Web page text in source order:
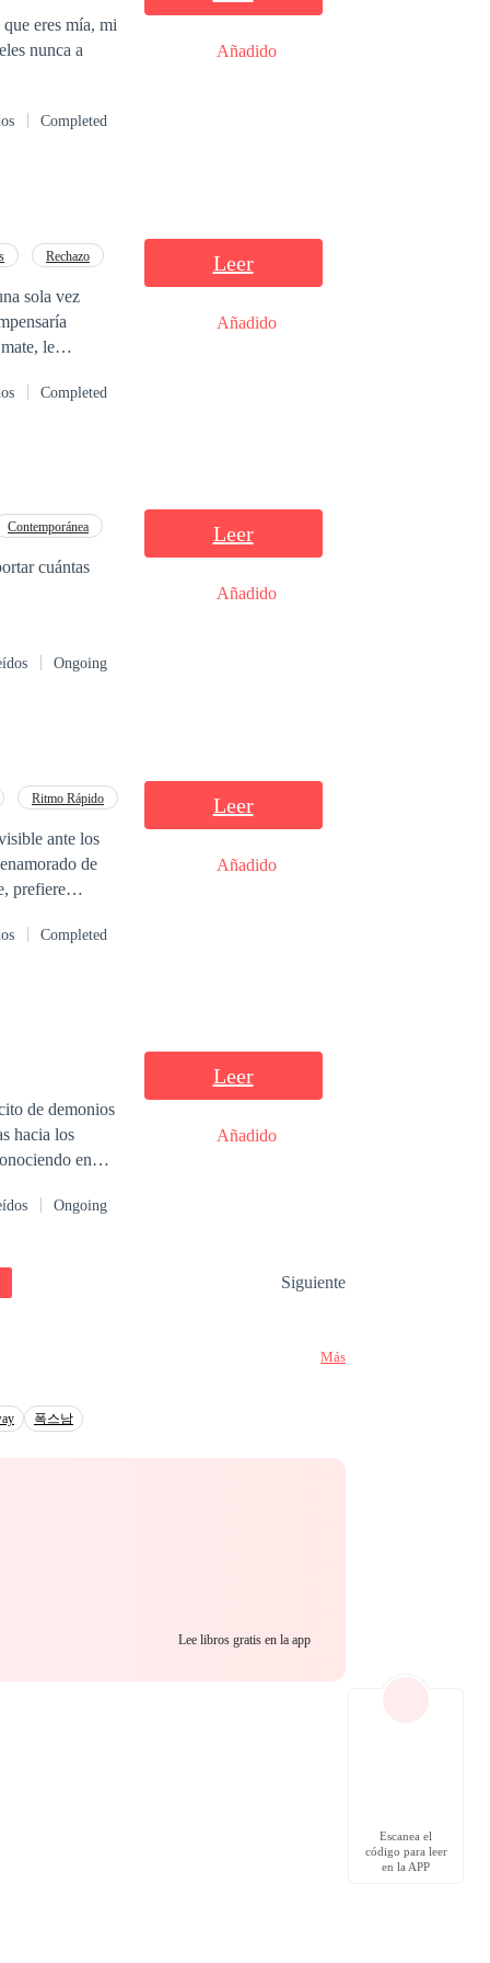
Completed
Añadido
Rechazo
sola vez
le
para
Completed
Leer
Añadido
Contemporánea
cuántas
Ongoing
Leer
Añadido
Ritmo Rápido
ante los
de
prefiere
Completed
Leer
Añadido
de demonios
hacia los
en
hacia
Ongoing
Leer
Añadido
Siguiente
Más
폭스남
Lee libros gratis en la app
Escanea el
código para leer
en la APP